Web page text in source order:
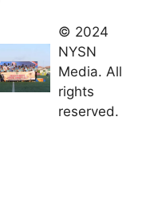
umum
Kejurnas
Panahan
Junior di
Kudus
© 2024
NYSN
Media. All
rights
reserved.